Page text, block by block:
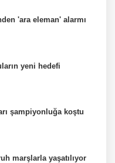
'ara eleman' alarmı
yeni hedefi
şampiyonluğa koştu
marşlarla yaşatılıyor